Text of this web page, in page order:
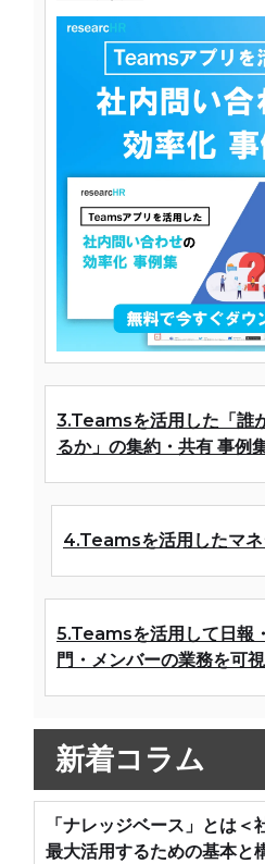
3.Teamsを活用した「誰
るか」の集約・共有 事例
4.Teamsを活用したマ
5.Teamsを活用して日報
門・メンバーの業務を可
新着コラム
「ナレッジベース」とは＜
最大活用するための基本と